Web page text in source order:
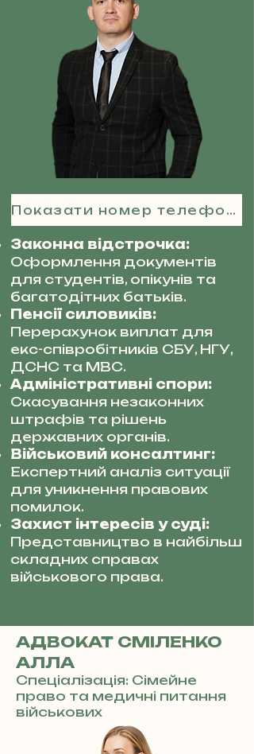
Показати номер телефону
Законна відстрочка:
Оформлення документів
для студентів, опікунів та
багатодітних батьків.
Пенсії силовиків:
Перерахунок виплат для
екс-співробітників СБУ, НГУ,
ДСНС та МВС.
Адміністративні спори:
Скасування незаконних
штрафів та рішень
державних органів.
Військовий консалтинг:
Експертний аналіз ситуації
для уникнення правових
помилок.
Захист інтересів у суді:
Представництво в найбільш
складних справах
військового права.
АДВОКАТ СМІЛЕНКО
АЛЛА
Спеціалізація: Сімейне
право та медичні питання
військових